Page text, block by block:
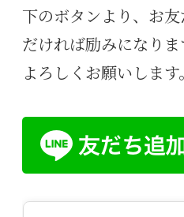
下のボタンより、お
だければ励みになりま
よろしくお願いします。